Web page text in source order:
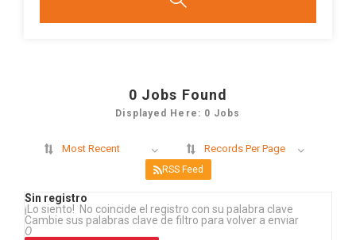
0 Jobs Found
Displayed Here: 0 Jobs
Most Recent Records Per Page
RSS Feed
Sin registro
¡Lo siento! No coincide el registro con su palabra clave
Cambie sus palabras clave de filtro para volver a enviar
O